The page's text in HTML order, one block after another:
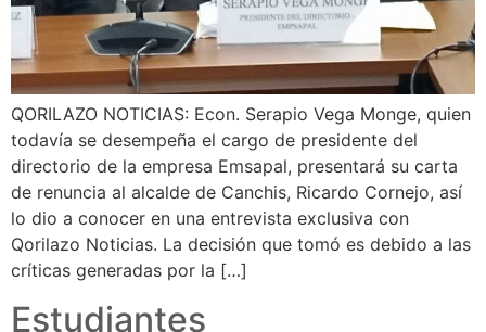
QORILAZO NOTICIAS: Econ. Serapio Vega Monge, quien
todavía se desempeña el cargo de presidente del
directorio de la empresa Emsapal, presentará su carta
de renuncia al alcalde de Canchis, Ricardo Cornejo, así
lo dio a conocer en una entrevista exclusiva con
Qorilazo Noticias. La decisión que tomó es debido a las
críticas generadas por la […]
Estudiantes